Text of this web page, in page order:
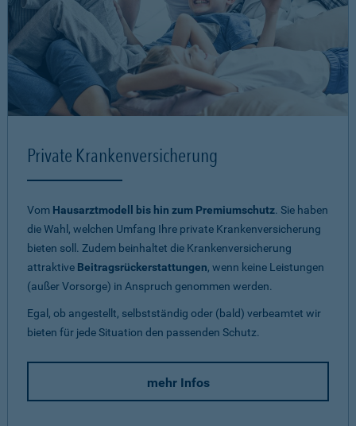
Private Krankenversicherung
Vom Hausarztmodell bis hin zum Premiumschutz. Sie haben
die Wahl, welchen Umfang Ihre private Krankenversicherung
bieten soll. Zudem beinhaltet die Krankenversicherung
attraktive Beitragsrückerstattungen, wenn keine Leistungen
(außer Vorsorge) in Anspruch genommen werden.
Egal, ob angestellt, selbstständig oder (bald) verbeamtet wir
bieten für jede Situation den passenden Schutz.
mehr Infos